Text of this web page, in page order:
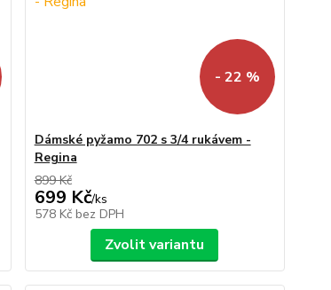
- 22 %
Dámské pyžamo 702 s 3/4 rukávem -
Regina
899 Kč
699 Kč/ks
578 Kč bez DPH
Zvolit variantu